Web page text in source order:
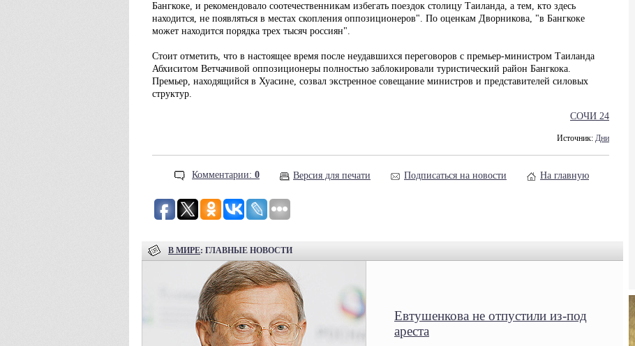
Бангкоке, и рекомендовало соотечественникам избегать поездок столицу Таиланда, а тем, кто здесь
находится, не появляться в местах скопления оппозиционеров". По оценкам Дворникова, "в Бангкоке
может находится порядка трех тысяч россиян".
Стоит отметить, что в настоящее время после неудавшихся переговоров с премьер-министром Таиланда
Абхиситом Ветчачивой оппозиционеры полностью заблокировали туристический район Бангкока.
Премьер, находящийся в Хуасине, созвал экстренное совещание министров и представителей силовых
структур.
СОЧИ 24
Источник: Дни
Комментарии: 0 Версия для печати Подписаться на новости На главную
В МИРЕ: ГЛАВНЫЕ НОВОСТИ
Евтушенкова не отпустили из-под
ареста